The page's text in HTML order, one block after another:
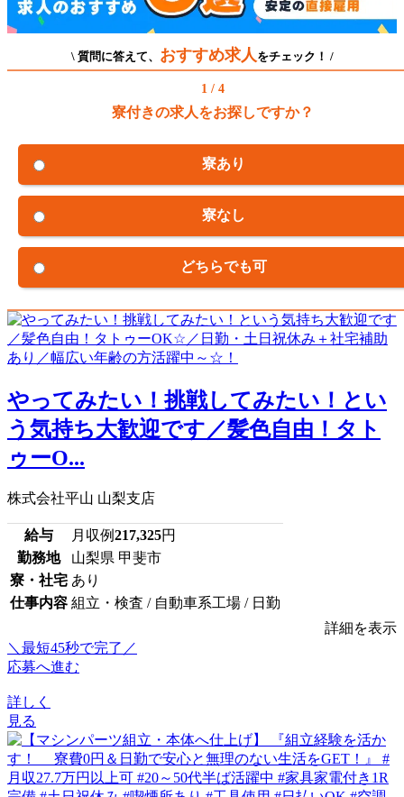
\ 質問に答えて、 おすすめ求人 をチェック！ /
1 / 4
寮付きの求人をお探しですか？
寮あり
寮なし
どちらでも可
やってみたい！挑戦してみたい！とい
う気持ち大歓迎です／髪色自由！タト
ゥーO...
株式会社平山 山梨支店
給与 月収例217,325円
勤務地
山梨県 甲斐市
寮・社宅 あり
仕事内容 組立・検査 / 自動車系工場 / 日勤
詳細を表示
＼最短45秒で完了／
応募へ進む
詳しく
見る